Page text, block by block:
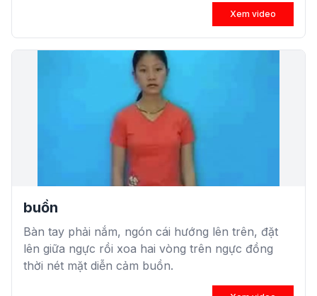
Xem video
buồn
Bàn tay phải nắm, ngón cái hướng lên trên, đặt
lên giữa ngực rồi xoa hai vòng trên ngực đồng
thời nét mặt diễn cảm buồn.